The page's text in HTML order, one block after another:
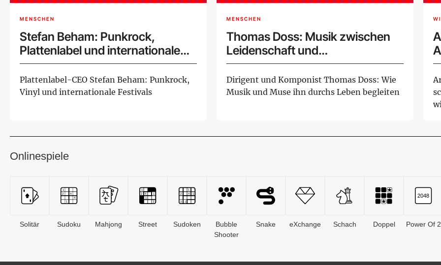
MENSCHEN
Stefan Beham: Punkrock,
Plattenlabel und internationale
Musikszene
Plattenlabel-CEO Stefan Beham: Punkrock,
Vinyl und internationale Festivals
MENSCHEN
Thomas Doss: Musik zwischen
Leidenschaft und
internationalem Erfolg
Dirigent und Komponist Thomas Doss: Wie
Musik und Muse ihn durchs Leben begleiten
Onlinespiele
Solitär Sudoku Mahjong Street Sudoken
Bubble
Shooter
Snake eXchange Schach Doppel Power Of 2